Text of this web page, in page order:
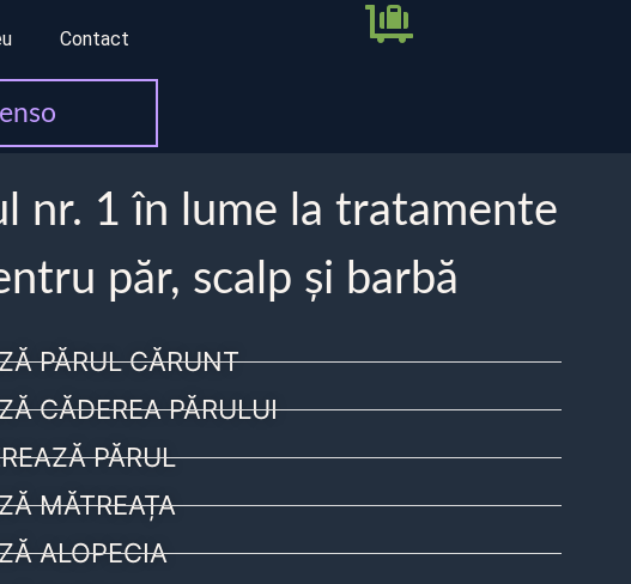
Contact
nr. 1 în lume la tratamente
păr, scalp și barbă
PĂRUL CĂRUNT
CĂDEREA PĂRULUI
PĂRUL
MĂTREAȚA
ALOPECIA